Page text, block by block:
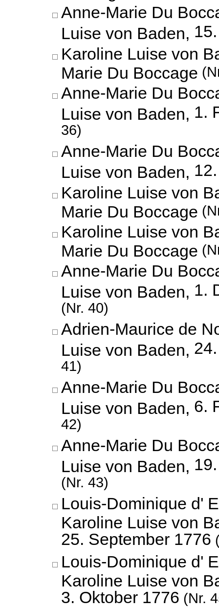
Anne-Marie Du
Luise von Baden,
Karoline Luise von
Marie Du Boccage
Anne-Marie Du
Luise von Baden, 1.
36)
Anne-Marie Du
Luise von Baden,
Karoline Luise von
Marie Du Boccage
Karoline Luise von
Marie Du Boccage
Anne-Marie Du
Luise von Baden, 1.
(Nr. 40)
Adrien-Maurice de
Luise von Baden,
41)
Anne-Marie Du
Luise von Baden, 6.
42)
Anne-Marie Du
Luise von Baden,
(Nr. 43)
Louis-Dominique d'
Karoline Luise von
25. September 1776
Louis-Dominique d'
Karoline Luise von
3. Oktober 1776 (Nr.